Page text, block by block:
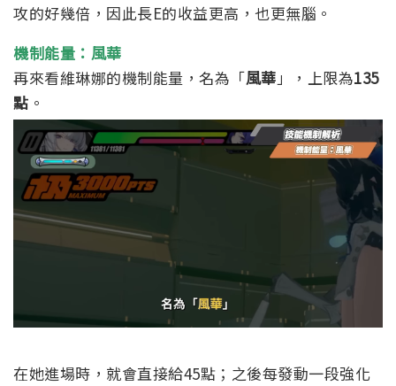
攻的好幾倍，因此長E的收益更高，也更無腦。
機制能量：風華
再來看維琳娜的機制能量，名為「風華 」，上限為135
點 。
在她進場時，就會直接給45點；之後每發動一段強化